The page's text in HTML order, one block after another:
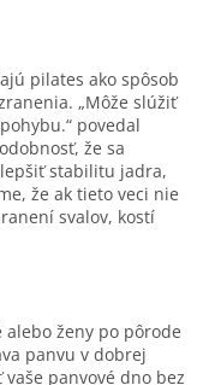
pilates ako spôsob
„Môže slúžiť
povedal
že sa
stabilitu jadra,
že ak tieto veci nie
svalov, kostí
ženy po pôrode
panvu v dobrej
panvové dno bez